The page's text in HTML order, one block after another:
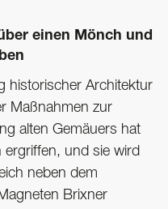
einen Mönch und
historischer Architektur
Maßnahmen zur
alten Gemäuers hat
und sie wird
neben dem
Brixner